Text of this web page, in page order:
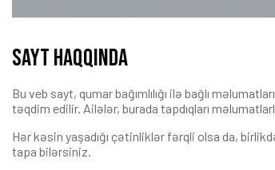
Sayt haqqında
Bu veb sayt, qumar bağımlılığı ilə bağlı
təqdim edilir. Ailələr, burada tapdıqları
Hər kəsin yaşadığı çətinliklər fərqli olsa da,
tapa bilərsiniz.